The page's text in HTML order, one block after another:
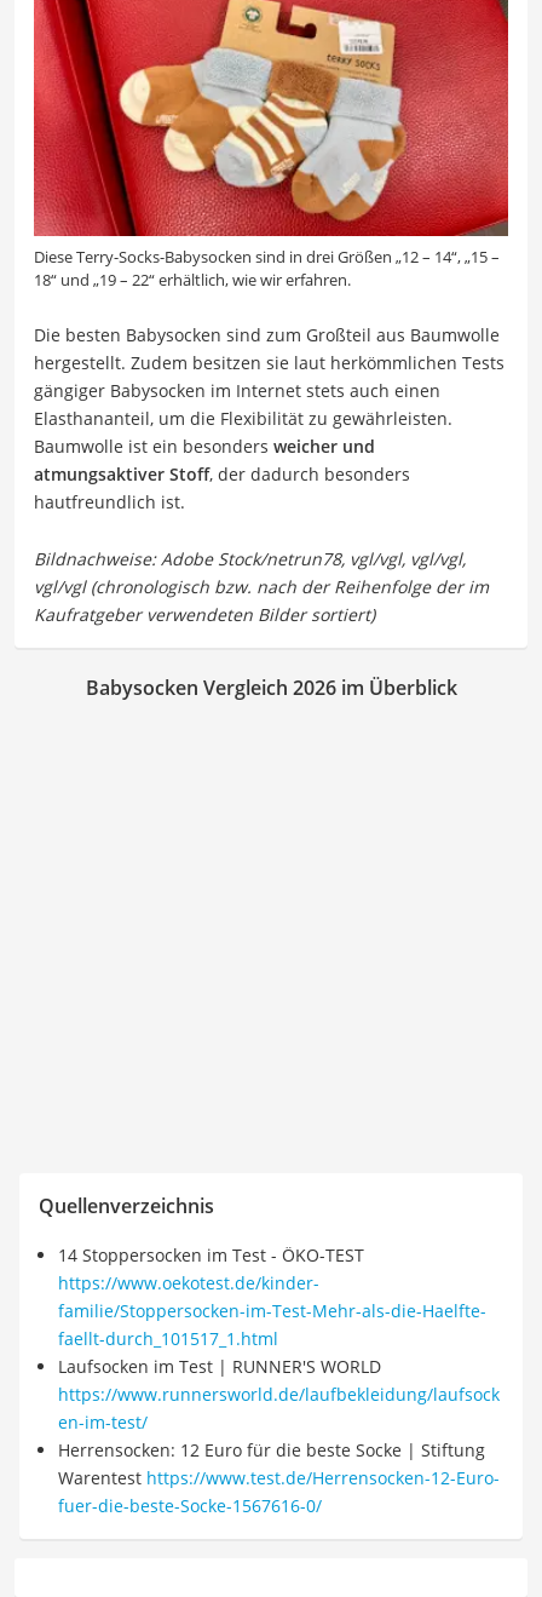
Diese Terry-Socks-Babysocken sind in drei Größen „12 – 14“, „15 –
18“ und „19 – 22“ erhältlich, wie wir erfahren.
Die besten Babysocken sind zum Großteil aus Baumwolle
hergestellt. Zudem besitzen sie laut herkömmlichen Tests
gängiger Babysocken im Internet stets auch einen
Elasthananteil, um die Flexibilität zu gewährleisten.
Baumwolle ist ein besonders weicher und
atmungsaktiver Stoff, der dadurch besonders
hautfreundlich ist.
Babysocken Vergleich 2026 im Überblick
Quellenverzeichnis
14 Stoppersocken im Test - ÖKO-TEST
https://www.oekotest.de/kinder-
familie/Stoppersocken-im-Test-Mehr-als-die-Haelfte-
faellt-durch_101517_1.html
Laufsocken im Test | RUNNER'S WORLD
https://www.runnersworld.de/laufbekleidung/laufsock
en-im-test/
Herrensocken: 12 Euro für die beste Socke | Stiftung
Warentest https://www.test.de/Herrensocken-12-Euro-
fuer-die-beste-Socke-1567616-0/